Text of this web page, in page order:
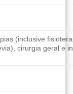
(inclusive
cirurgia geral e